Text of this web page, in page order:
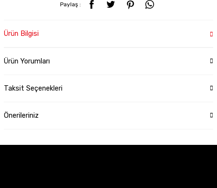
Paylaş :
Ürün Bilgisi
Ürün Yorumları
Taksit Seçenekleri
Önerileriniz